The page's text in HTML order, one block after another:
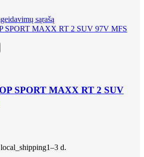
sąrašą
SPORT MAXX RT 2 SUV
local_shipping1–3 d.